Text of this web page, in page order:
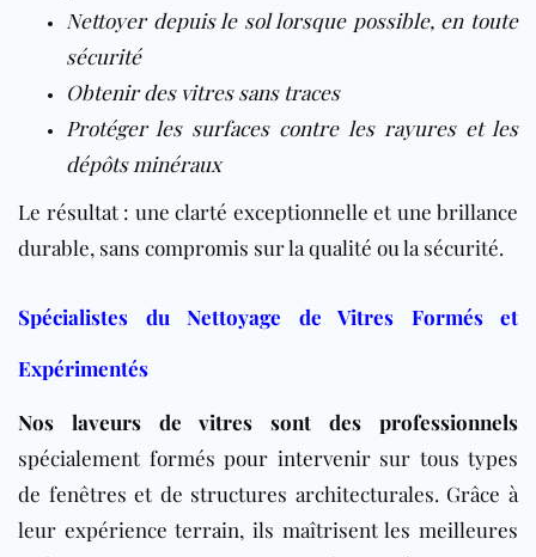
Nettoyer depuis le sol lorsque possible, en toute
sécurité
Obtenir des vitres sans traces
Protéger les surfaces contre les rayures et les
dépôts minéraux
Le résultat : une clarté exceptionnelle et une brillance
durable, sans compromis sur la qualité ou la sécurité.
Spécialistes du Nettoyage de Vitres Formés et
Expérimentés
Nos laveurs de vitres sont des professionnels
spécialement formés pour intervenir sur tous types
de fenêtres et de structures architecturales. Grâce à
leur expérience terrain, ils maîtrisent les meilleures